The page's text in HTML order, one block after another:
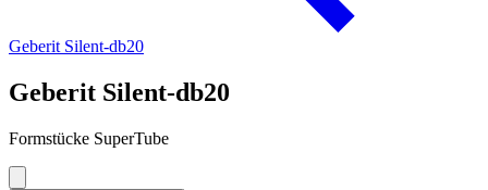
Geberit Silent-db20
Geberit Silent-db20
Formstücke SuperTube